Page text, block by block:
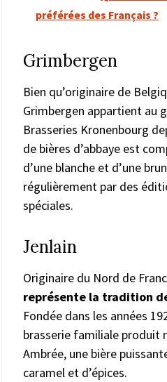
préférées des Français ?
Grimbergen
Bien qu’originaire de
Grimbergen appartient au
Brasseries Kronenbourg
de bières d’abbaye est
d’une blanche et d’une
régulièrement par des
spéciales.
Jenlain
Originaire du Nord de
représente la tradition
Fondée dans les années
brasserie familiale produit
Ambrée, une bière
caramel et d’épices.